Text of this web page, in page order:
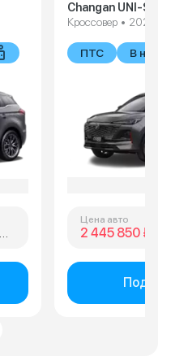
Changan UNI-S
Кроссовер • 2025
ПТС В
Цена авто
2 445 850 ₽